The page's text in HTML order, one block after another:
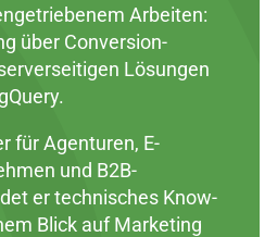
Arbeiten:
über Conversion-
Lösungen
für Agenturen, E-
und B2B-
er technisches Know-
Blick auf Marketing